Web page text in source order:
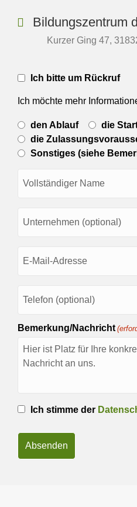
Bildungszentrum
Kurzer Ging 47,
Rückrufbitte
(Ja/Nein)
Ich bitte um Rückruf
Ich möchte mehr
Gewünschte
Information
über..
den Ablauf
die
die
Sonstiges (siehe
(erforderlich)
Mail
(erforderlich)
Bemerkung/Nachricht
Einwilligung
(erforderlich)
Ich stimme der